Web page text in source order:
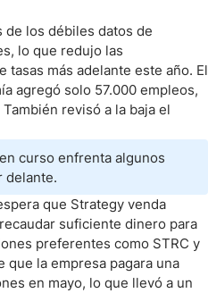
los débiles datos de
lo que redujo las
tasas más adelante este año. El
agregó solo 57.000 empleos,
revisó a la baja el
curso enfrenta algunos
delante.
que Strategy venda
suficiente dinero para
preferentes como STRC y
que la empresa pagara una
en mayo, lo que llevó a un